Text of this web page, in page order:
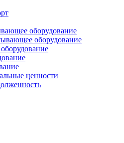
оборудование
оборудование
ценности